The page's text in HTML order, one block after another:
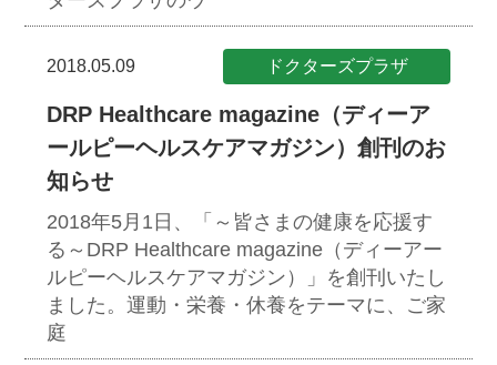
2018.05.09 ドクターズプラザ
DRP Healthcare magazine（ディーア
ールピーヘルスケアマガジン）創刊のお
知らせ
2018年5月1日、「～皆さまの健康を応援す
る～DRP Healthcare magazine（ディーアー
ルピーヘルスケアマガジン）」を創刊いたし
ました。 運動・栄養・休養をテーマに、ご家
庭